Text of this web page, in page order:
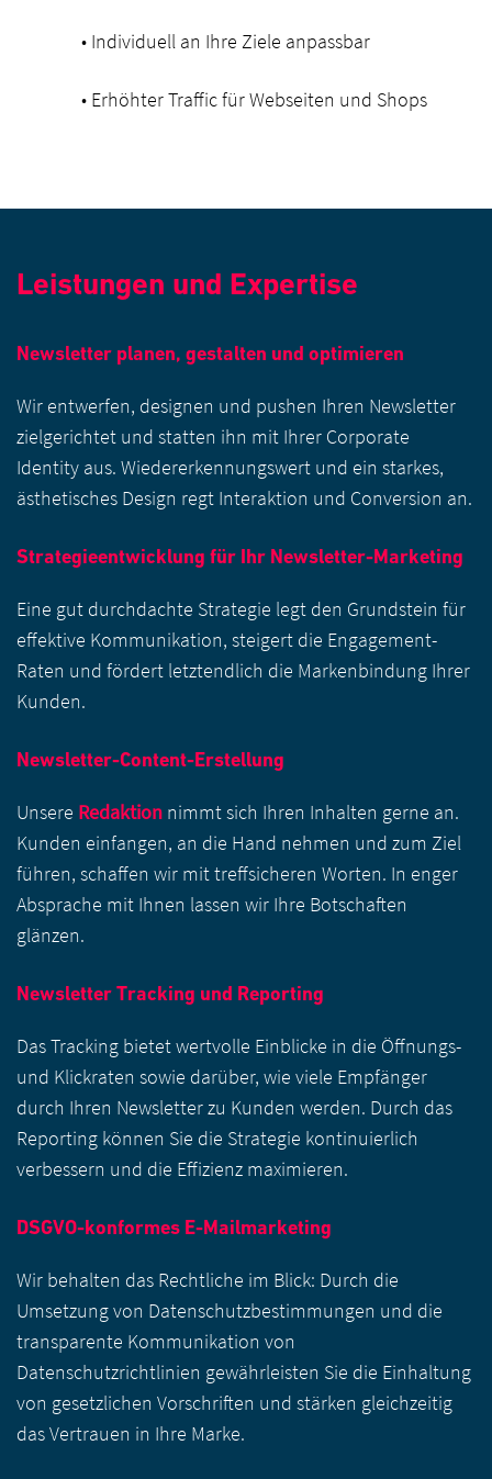
• Individuell an Ihre Ziele anpassbar
• Erhöhter Traffic für Webseiten und Shops
Leistungen und Expertise
Newsletter planen, gestalten und optimieren
Wir entwerfen, designen und pushen Ihren Newsletter
zielgerichtet und statten ihn mit Ihrer Corporate
Identity aus. Wiedererkennungswert und ein starkes,
ästhetisches Design regt Interaktion und Conversion an.
Strategieentwicklung für Ihr Newsletter-Marketing
Eine gut durchdachte Strategie legt den Grundstein für
effektive Kommunikation, steigert die Engagement-
Raten und fördert letztendlich die Markenbindung Ihrer
Kunden.
Newsletter-Content-Erstellung
Unsere Redaktion nimmt sich Ihren Inhalten gerne an.
Kunden einfangen, an die Hand nehmen und zum Ziel
führen, schaffen wir mit treffsicheren Worten. In enger
Absprache mit Ihnen lassen wir Ihre Botschaften
glänzen.
Newsletter Tracking und Reporting
Das Tracking bietet wertvolle Einblicke in die Öffnungs-
und Klickraten sowie darüber, wie viele Empfänger
durch Ihren Newsletter zu Kunden werden. Durch das
Reporting können Sie die Strategie kontinuierlich
verbessern und die Effizienz maximieren.
DSGVO-konformes E-Mailmarketing
Wir behalten das Rechtliche im Blick: Durch die
Umsetzung von Datenschutzbestimmungen und die
transparente Kommunikation von
Datenschutzrichtlinien gewährleisten Sie die Einhaltung
von gesetzlichen Vorschriften und stärken gleichzeitig
das Vertrauen in Ihre Marke.